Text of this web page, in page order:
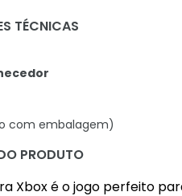
TÉCNICAS
com embalagem)
PRODUTO
Xbox é o jogo perfeito